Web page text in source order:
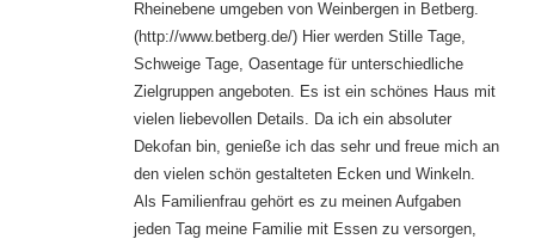
Rheinebene umgeben von Weinbergen in Betberg.
(http://www.betberg.de/) Hier werden Stille Tage,
Schweige Tage, Oasentage für unterschiedliche
Zielgruppen angeboten. Es ist ein schönes Haus mit
vielen liebevollen Details. Da ich ein absoluter
Dekofan bin, genieße ich das sehr und freue mich an
den vielen schön gestalteten Ecken und Winkeln.
Als Familienfrau gehört es zu meinen Aufgaben
jeden Tag meine Familie mit Essen zu versorgen,